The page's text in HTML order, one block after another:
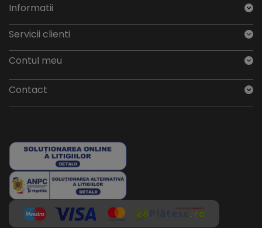
Informatii
Servicii clienti
Contul meu
Contact